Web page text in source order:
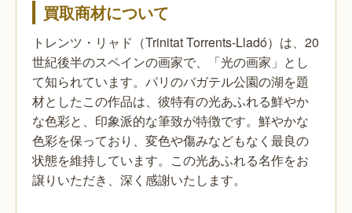
買取商材について
トレンツ・リャド（Trinitat Torrents-Lladó）は、20
世紀後半のスペインの画家で、「光の画家」とし
て知られています。パリのバガテル公園の湖を題
材としたこの作品は、彼特有の光あふれる鮮やか
な色彩と、印象派的な筆致が特徴です。鮮やかな
色彩を保っており、変色や傷みなどもなく最良の
状態を維持しています。この光あふれる名作をお
譲りいただき、深く感謝いたします。